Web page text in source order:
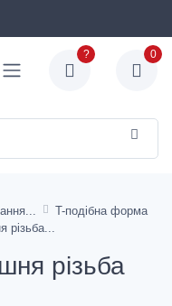
? 0
T-подібна форма
різьба
різьба